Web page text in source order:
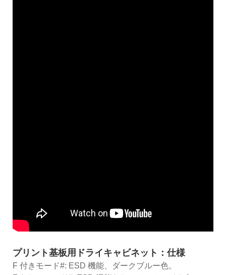
プリント基板用ドライキャビネット：仕様
F 付きモード#: ESD 機能、ダークブルー色。